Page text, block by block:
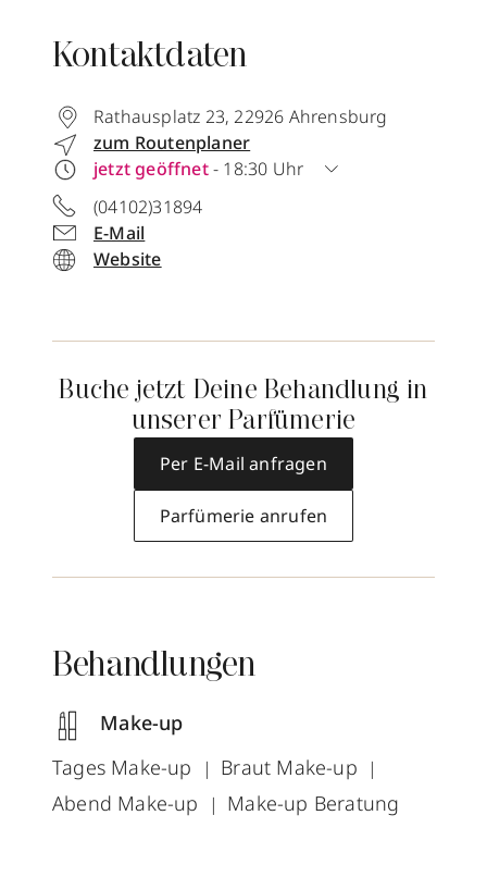
Kontaktdaten
Rathausplatz 23,22926 Ahrensburg
zum Routenplaner
jetzt geöffnet- 18:30 Uhr
(04102)31894
E-Mail
Website
Buche jetzt Deine Behandlung in
unserer Parfümerie
Per E-Mail anfragen
Parfümerie anrufen
Behandlungen
Make-up
Tages Make-up
Braut Make-up
Abend Make-up
Make-up Beratung